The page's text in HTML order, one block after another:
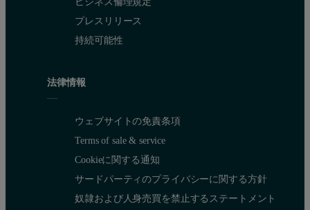
プレスリリース
持続可能性
法律情報
ウェブサイトの免責条項
Terms of sale & service
Cookieに関する通知
サードパーティのプライバシーに関する方針
奴隷および人身売買を禁止するステートメント